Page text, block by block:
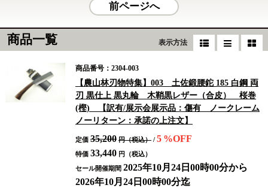
前ページへ
商品一覧 表示方法
商品番号：2304-003
【農山林刃物特集】003 土佐鍛腰鉈 185 白鋼 両
刃 黒仕上 黒丸輪 木鞘黒レザー（合皮） 桜巻
(樫) 【訳有/展示会展示品：傷有 ノークレーム
ノーリターン：承諾の上注文】
定価 35,200 円（税込） / 5 %OFF
特価 33,440 円（税込）
セール開催期間 2025年10月24日00時00分から
2026年10月24日00時00分迄